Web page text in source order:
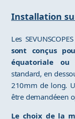
Installation
Les
sont conçus
équatoriale ou
standard, en
210mm de long.
être demandéeen
Le choix de la